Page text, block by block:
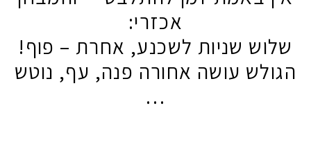
אכזרי:
שניות לשכנע, אחרת – פוף!
עושה אחורה פנה, עף, נוטש